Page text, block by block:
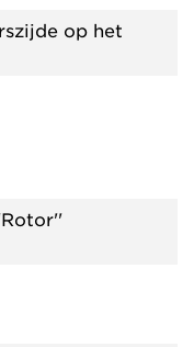
op het